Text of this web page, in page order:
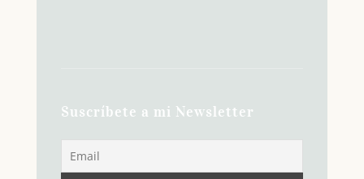
Suscríbete a mi Newsletter